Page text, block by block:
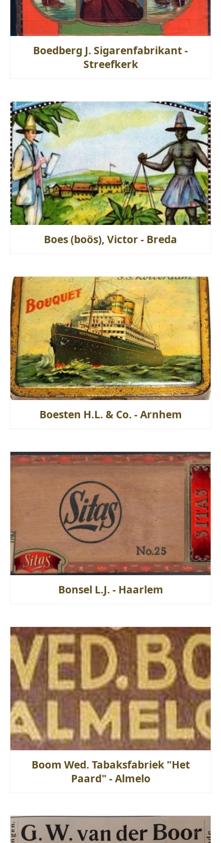
Boedberg J. Sigarenfabrikant -
Streefkerk
Boes (boös), Victor - Breda
Boesten H.L. & Co. - Arnhem
Bonsel L.J. - Haarlem
Boom Wed. Tabaksfabriek "Het
Paard" - Almelo